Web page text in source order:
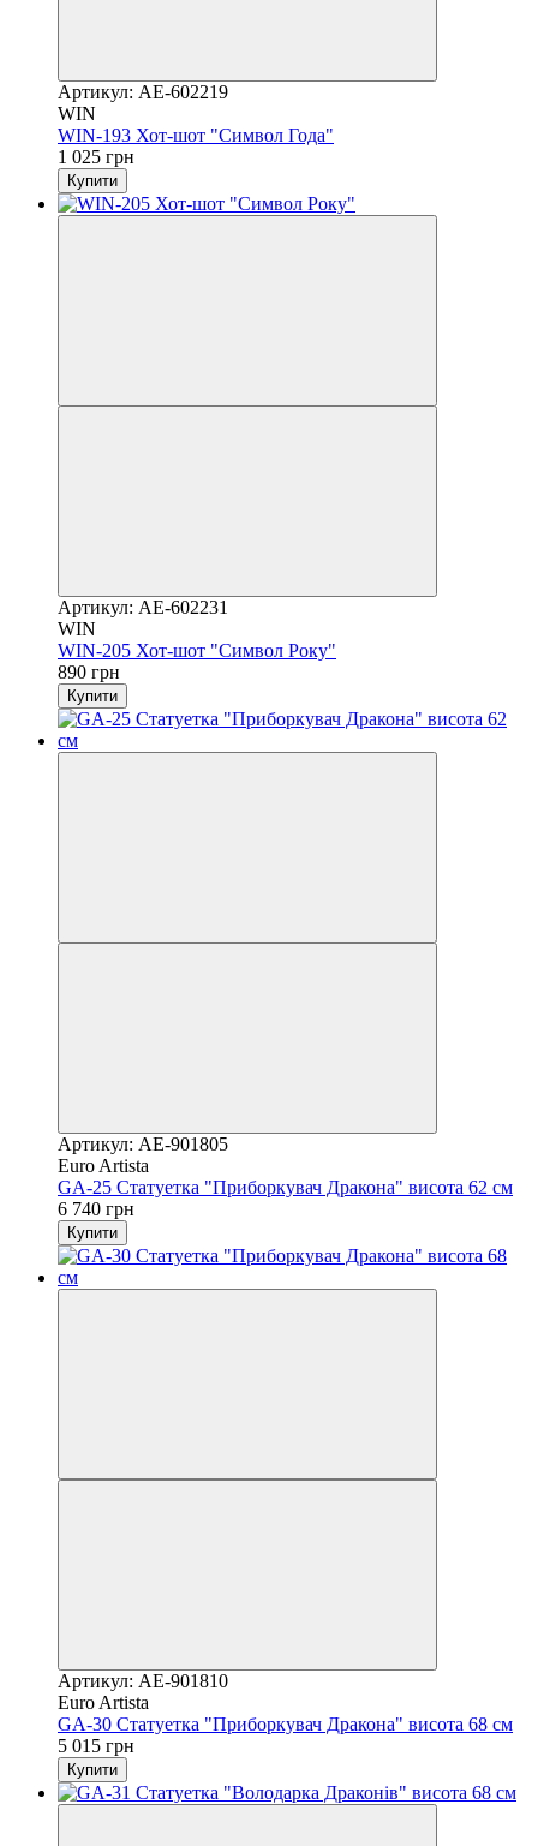
Артикул: AE-602219
WIN
WIN-193 Хот-шот "Символ Года"
1 025 грн
Купити
Артикул: AE-602231
WIN
WIN-205 Хот-шот "Символ Року"
890 грн
Купити
Артикул: AE-901805
Euro Artista
GA-25 Статуетка "Приборкувач Дракона" висота 62 см
6 740 грн
Купити
Артикул: AE-901810
Euro Artista
GA-30 Статуетка "Приборкувач Дракона" висота 68 см
5 015 грн
Купити